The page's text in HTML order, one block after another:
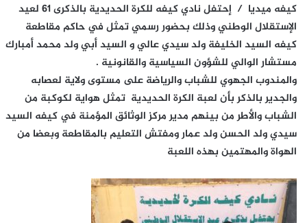
كيفه ميديا / إحتفل نادي كيفه للكرة الحديدية بالذكرى 61 لعيد
الإستقلال الوطني وذلك بحضور رسمي تمثل في حاكم مقاطعة
كيفه السيد الخليفة ولد سيدي عالي و السيد أبي ولد محمد أمبارك
مستشار الوالي للشؤون السياسية والقانونية .
والمندوب الجهوي للشباب والرياضة على مستوى ولاية لعصابه
والجدير بالذكر بأن لعبة الكرة الحديدية تمثل هواية لكوكبة من
الشباب والأطر من بينهم مدير مركز الوثائق المؤمنة في كيفه السيد
سيدي ولد الحسن ولد عمار ومفتش التعليم بالمقاطعة وبعضا من
الهواة والمهتمين بهذه اللعبة